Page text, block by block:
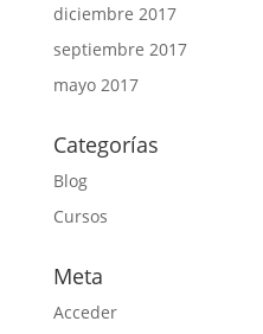
diciembre 2017
septiembre 2017
mayo 2017
Categorías
Blog
Cursos
Meta
Acceder